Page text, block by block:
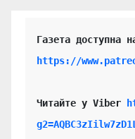
https://
Читайте у Viber